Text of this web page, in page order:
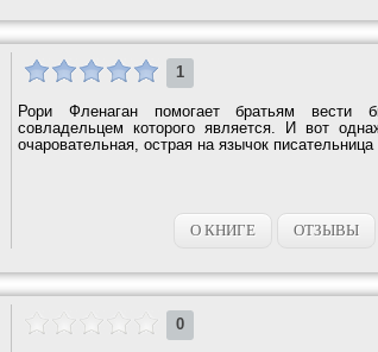
1
Рори Фленаган помогает братьям вести
совладельцем которого является. И вот
очаровательная, острая на язычок писательница
О КНИГЕ ОТЗЫВЫ
0